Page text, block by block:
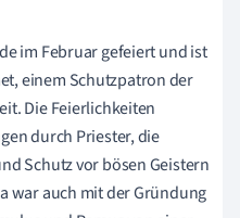
im Februar gefeiert und ist
einem Schutzpatron der
Die Feierlichkeiten
durch Priester, die
Schutz vor bösen Geistern
war auch mit der Gründung